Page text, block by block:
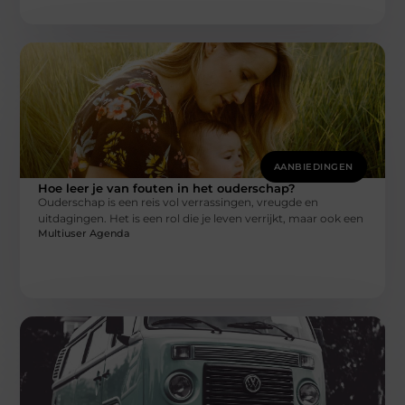
AANBIEDINGEN
Hoe leer je van fouten in het ouderschap?
Ouderschap is een reis vol verrassingen, vreugde en
uitdagingen. Het is een rol die je leven verrijkt, maar ook een
Multiuser Agenda